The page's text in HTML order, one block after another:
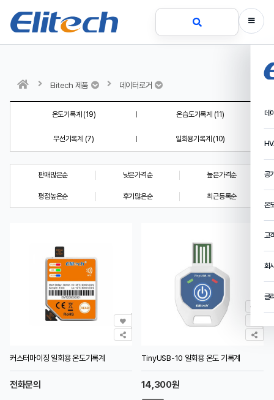
데
공
온
고
회
클
Elitech 제품 데이터로거
온도기록계 (19) 온습도기록계 (11)
무선기록계 (7) 일회용기록계 (10)
판매많은순 낮은가격순 높은가격순
평점높은순 후기많은순 최근등록순
커스터마이징 일회용 온도기록계
전화문의
TinyUSB-10 일회용 온도 기록계
14,300원